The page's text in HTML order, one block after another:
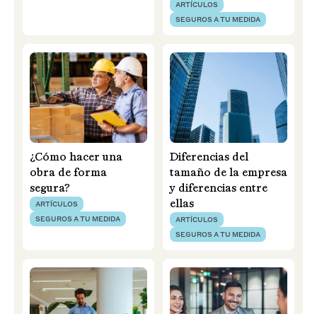
ARTÍCULOS
SEGUROS A TU MEDIDA
¿Cómo hacer una
obra de forma
segura?
ARTÍCULOS
SEGUROS A TU MEDIDA
Diferencias del
tamaño de la empresa
y diferencias entre
ellas
ARTÍCULOS
SEGUROS A TU MEDIDA